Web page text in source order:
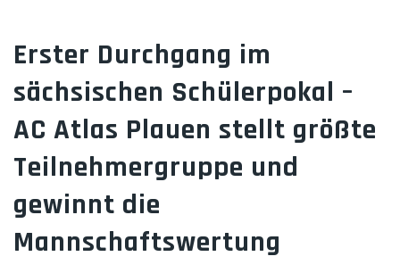
Erster Durchgang im
sächsischen Schülerpokal –
AC Atlas Plauen stellt größte
Teilnehmergruppe und
gewinnt die
Mannschaftswertung